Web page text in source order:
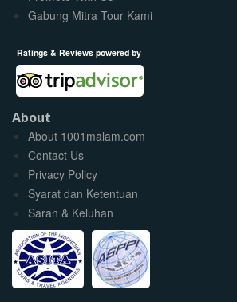
Gabung Mitra Tour Kami
Ratings & Reviews powered by
About
About 1001malam.com
Contact Us
Privacy Policy
Syarat dan Ketentuan
Saran & Keluhan